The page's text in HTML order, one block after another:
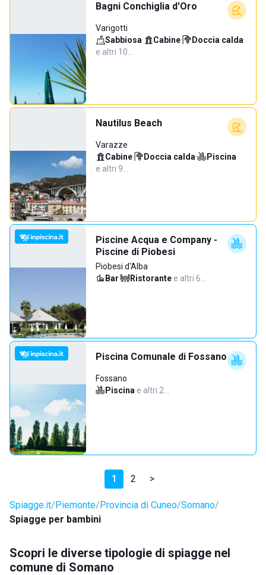
Bagni Conchiglia d'Oro
Varigotti
Sabbiosa· Cabine· Doccia calda·
e altri 10…
Nautilus Beach
Varazze
Cabine· Doccia calda· Piscina·
e altri 9…
Piscine Acqua e Company -
Piscine di Piobesi
Piobesi d'Alba
Bar· Ristorante·e altri 6…
Piscina Comunale di Fossano
Fossano
Piscina·e altri 2…
1 2 >
Spiagge.it Piemonte Provincia di Cuneo Somano
Spiagge per bambini
Scopri le diverse tipologie di spiagge nel
comune di Somano